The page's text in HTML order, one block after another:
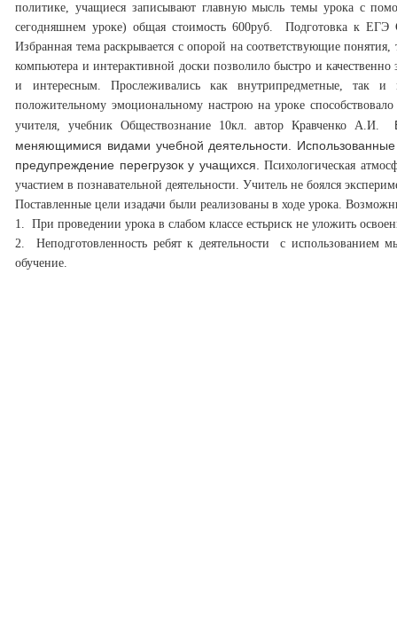
политике, учащиеся записывают главную мысль темы урока с
сегодняшнем уроке) общая стоимость 600руб. Подготовка к
Избранная тема раскрывается с опорой на соответствующие
компьютера и интерактивной доски позволило быстро и
и интересным. Прослеживались как внутрипредметные, так
положительному эмоциональному настрою на уроке
учителя, учебник Обществознание 10кл. автор Кравченко А.И.
меняющимися видами учебной деятельности.
предупреждение перегрузок у учащихся.Психологическая
участием в познавательной деятельности. Учитель не боялся
Поставленные цели изадачи были реализованы в ходе урока.
1. При проведении урока в слабом классе естьриск не уложить
2. Неподготовленность ребят к деятельности с использованием
обучение.